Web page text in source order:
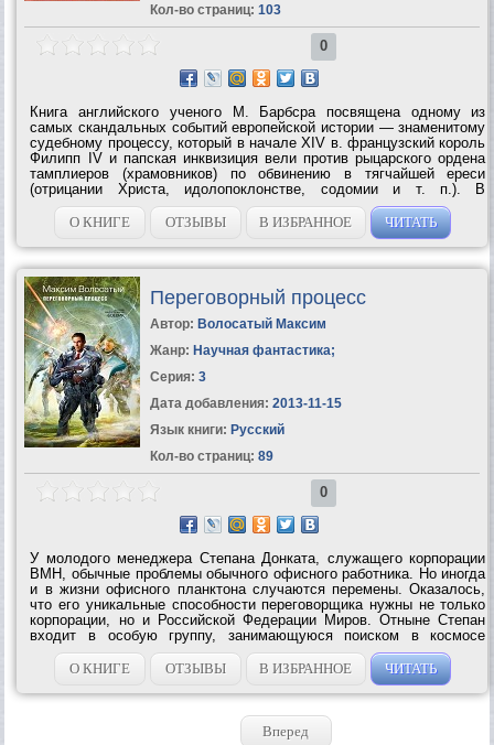
Кол-во страниц: 103
0
Книга английского ученого М. Барбсра посвящена одному из
самых скандальных событий европейской истории — знаменитому
судебному процессу, который в начале XIV в. французский король
Филипп IV и папская инквизиция вели против рыцарского ордена
тамплиеров (храмовников) по обвинению в тягчайшей ереси
(отрицании Христа, идолопоклонстве, содомии и т. п.). В
результате богатейший и могущественнейший орден христианского
мира, насчитывавший...
О КНИГЕ ОТЗЫВЫ В ИЗБРАННОЕ ЧИТАТЬ
Переговорный процесс
Автор: Волосатый Максим
Жанр: Научная фантастика;
Серия: 3
Дата добавления: 2013-11-15
Язык книги: Русский
Кол-во страниц: 89
0
У молодого менеджера Степана Донката, служащего корпорации
ВМН, обычные проблемы обычного офисного работника. Но иногда
и в жизни офисного планктона случаются перемены. Оказалось,
что его уникальные способности переговорщика нужны не только
корпорации, но и Российской Федерации Миров. Отныне Степан
входит в особую группу, занимающуюся поиском в космосе
таинственной расы «четвертых». И хотя Степану пришлось срочно
учиться...О КНИГЕ ОТЗЫВЫ В ИЗБРАННОЕ ЧИТАТЬ
Вперед